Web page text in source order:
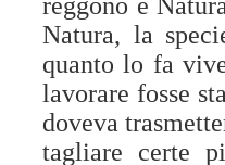
Natura, la
quanto lo fa
lavorare fosse
doveva
tagliare certe